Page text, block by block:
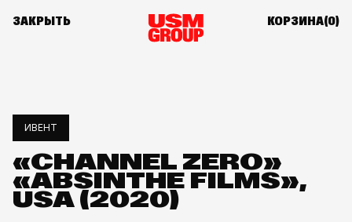
ЗАКРЫТЬ КОРЗИНА(0)
ИВЕНТ
«CHANNEL ZERO»
«ABSINTHE FILMS»,
USA (2020)